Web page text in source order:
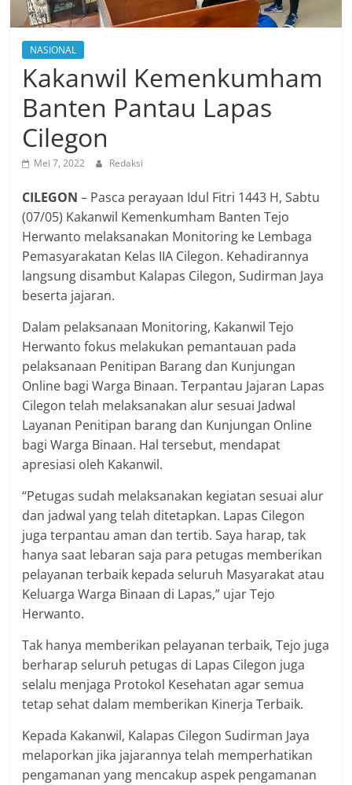
NASIONAL
Kakanwil Kemenkumham
Banten Pantau Lapas
Cilegon
Mei 7, 2022 Redaksi
CILEGON – Pasca perayaan Idul Fitri 1443 H, Sabtu
(07/05) Kakanwil Kemenkumham Banten Tejo
Herwanto melaksanakan Monitoring ke Lembaga
Pemasyarakatan Kelas IIA Cilegon. Kehadirannya
langsung disambut Kalapas Cilegon, Sudirman Jaya
beserta jajaran.
Dalam pelaksanaan Monitoring, Kakanwil Tejo
Herwanto fokus melakukan pemantauan pada
pelaksanaan Penitipan Barang dan Kunjungan
Online bagi Warga Binaan. Terpantau Jajaran Lapas
Cilegon telah melaksanakan alur sesuai Jadwal
Layanan Penitipan barang dan Kunjungan Online
bagi Warga Binaan. Hal tersebut, mendapat
apresiasi oleh Kakanwil.
“Petugas sudah melaksanakan kegiatan sesuai alur
dan jadwal yang telah ditetapkan. Lapas Cilegon
juga terpantau aman dan tertib. Saya harap, tak
hanya saat lebaran saja para petugas memberikan
pelayanan terbaik kepada seluruh Masyarakat atau
Keluarga Warga Binaan di Lapas,” ujar Tejo
Herwanto.
Tak hanya memberikan pelayanan terbaik, Tejo juga
berharap seluruh petugas di Lapas Cilegon juga
selalu menjaga Protokol Kesehatan agar semua
tetap sehat dalam memberikan Kinerja Terbaik.
Kepada Kakanwil, Kalapas Cilegon Sudirman Jaya
melaporkan jika jajarannya telah memperhatikan
pengamanan yang mencakup aspek pengamanan